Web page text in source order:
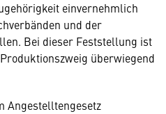
einvernehmlich
und der
Bei dieser Feststellung ist
überwie­gend
Angestelltengesetz